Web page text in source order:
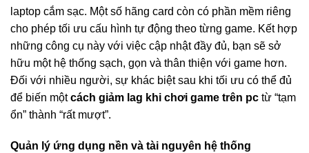
laptop cắm sạc. Một số hãng card còn có phần mềm riêng
cho phép tối ưu cấu hình tự động theo từng game. Kết hợp
những công cụ này với việc cập nhật đầy đủ, bạn sẽ sở
hữu một hệ thống sạch, gọn và thân thiện với game hơn.
Đối với nhiều người, sự khác biệt sau khi tối ưu có thể đủ
để biến mộtcách giảm lag khi chơi game trên pc từ “tạm
ổn” thành “rất mượt”.
Quản lý ứng dụng nền và tài nguyên hệ thống